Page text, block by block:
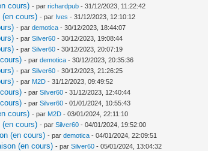
cours) - parrichardpub - 31/12/2023, 11:22:42
(en cours) - par Ives - 31/12/2023, 12:10:12
- pardemotica - 30/12/2023, 18:44:07
- parSilver60 - 30/12/2023, 19:08:44
- parSilver60 - 30/12/2023, 20:07:19
- pardemotica - 30/12/2023, 20:35:36
- parSilver60 - 30/12/2023, 21:26:25
- par M2D - 31/12/2023, 09:49:52
- parSilver60 - 31/12/2023, 12:40:44
- parSilver60 - 01/01/2024, 10:55:43
cours) - par M2D - 03/01/2024, 22:11:10
(en cours) - parSilver60 - 04/01/2024, 19:52:00
(en cours) - pardemotica - 04/01/2024, 22:09:51
(en cours) - parSilver60 - 05/01/2024, 13:04:32